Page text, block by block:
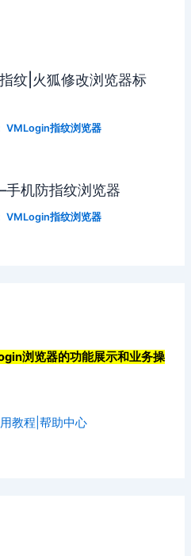
纹|火狐修改浏览器标
VMLogin指纹浏览器
手机防指纹浏览器
VMLogin指纹浏览器
浏览器的功能展示和业务操
教程|帮助中心